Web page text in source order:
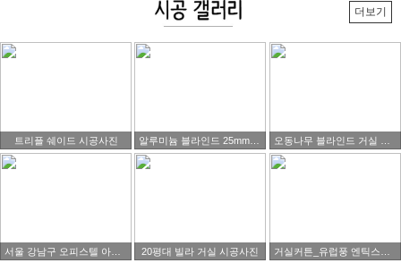
더보기
트리플 쉐이드 시공사진
20평대 빌라 거실 시공사진